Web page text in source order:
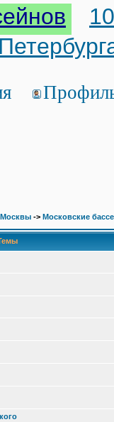
-> Московские